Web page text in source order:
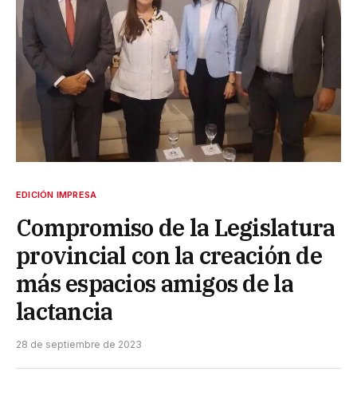
EDICIÓN IMPRESA
Compromiso de la Legislatura
provincial con la creación de
más espacios amigos de la
lactancia
28 de septiembre de 2023